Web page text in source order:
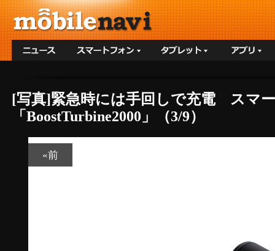
[写真]緊急時には手回しで充電 スマ
「BoostTurbine2000」（3/9）
«前